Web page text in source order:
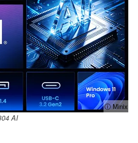
ⓘ Minix
AI